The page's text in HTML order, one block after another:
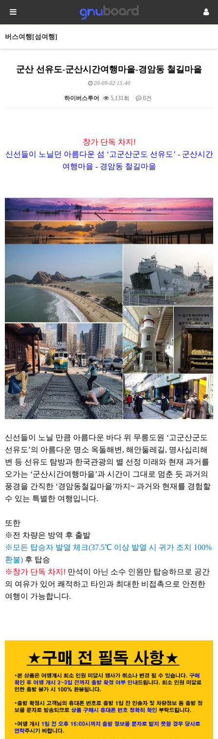
버스여행[섬여행]
군산 선유도-군산시간여행마을-경암동 철길마을
20-09-02 15:40
하이버스투어 5,131회 0건
창가 단독 차지!
신선들이 노닐던 아름다운 섬 ‘고군산군도 선유도’ - 군산시간
여행마을 - 경암동 철길마을
신선들이 노닐 만큼 아름다운 바다 위 무릉도원 ‘고군산군도
선유도’의 아름다운 명소 옥돌해변, 해안둘레길, 명사십리해
변 등 선유도 탐방과 한국관광의 별 선정 미래와 현재 과거를
오가는 ‘군산시간여행마을’과 시간이 그대로 멈춘 듯 과거의
풍경을 간직한 ‘경암동철길마을’까지~ 과거와 현재를 경험할
수 있는 특별한 여행입니다.
또한
※전 차량은 방역 후 출발
※모든 탑승자 발열 체크(37.5℃ 이상 발열 시 귀가 조치 100%
환불) 후 탑승
※창가 단독 차지! 만석이 아닌 소수 인원만 탑승하므로 공간
의 여유가 있어 쾌적하고 타인과 최대한 비접촉으로 안전한
여행이 가능합니다.